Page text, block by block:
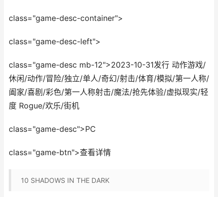
class="game-desc-container">
class="game-desc-left">
class="game-desc mb-12">2023-10-31发行 动作游戏/
休闲/动作/冒险/独立/单人/奇幻/射击/体育/模拟/第一人称/
阖家/喜剧/彩色/第一人称射击/魔法/抢先体验/虚拟现实/轻
度 Rogue/欢乐/街机
class="game-desc">PC
class="game-btn">查看详情
10 SHADOWS IN THE DARK